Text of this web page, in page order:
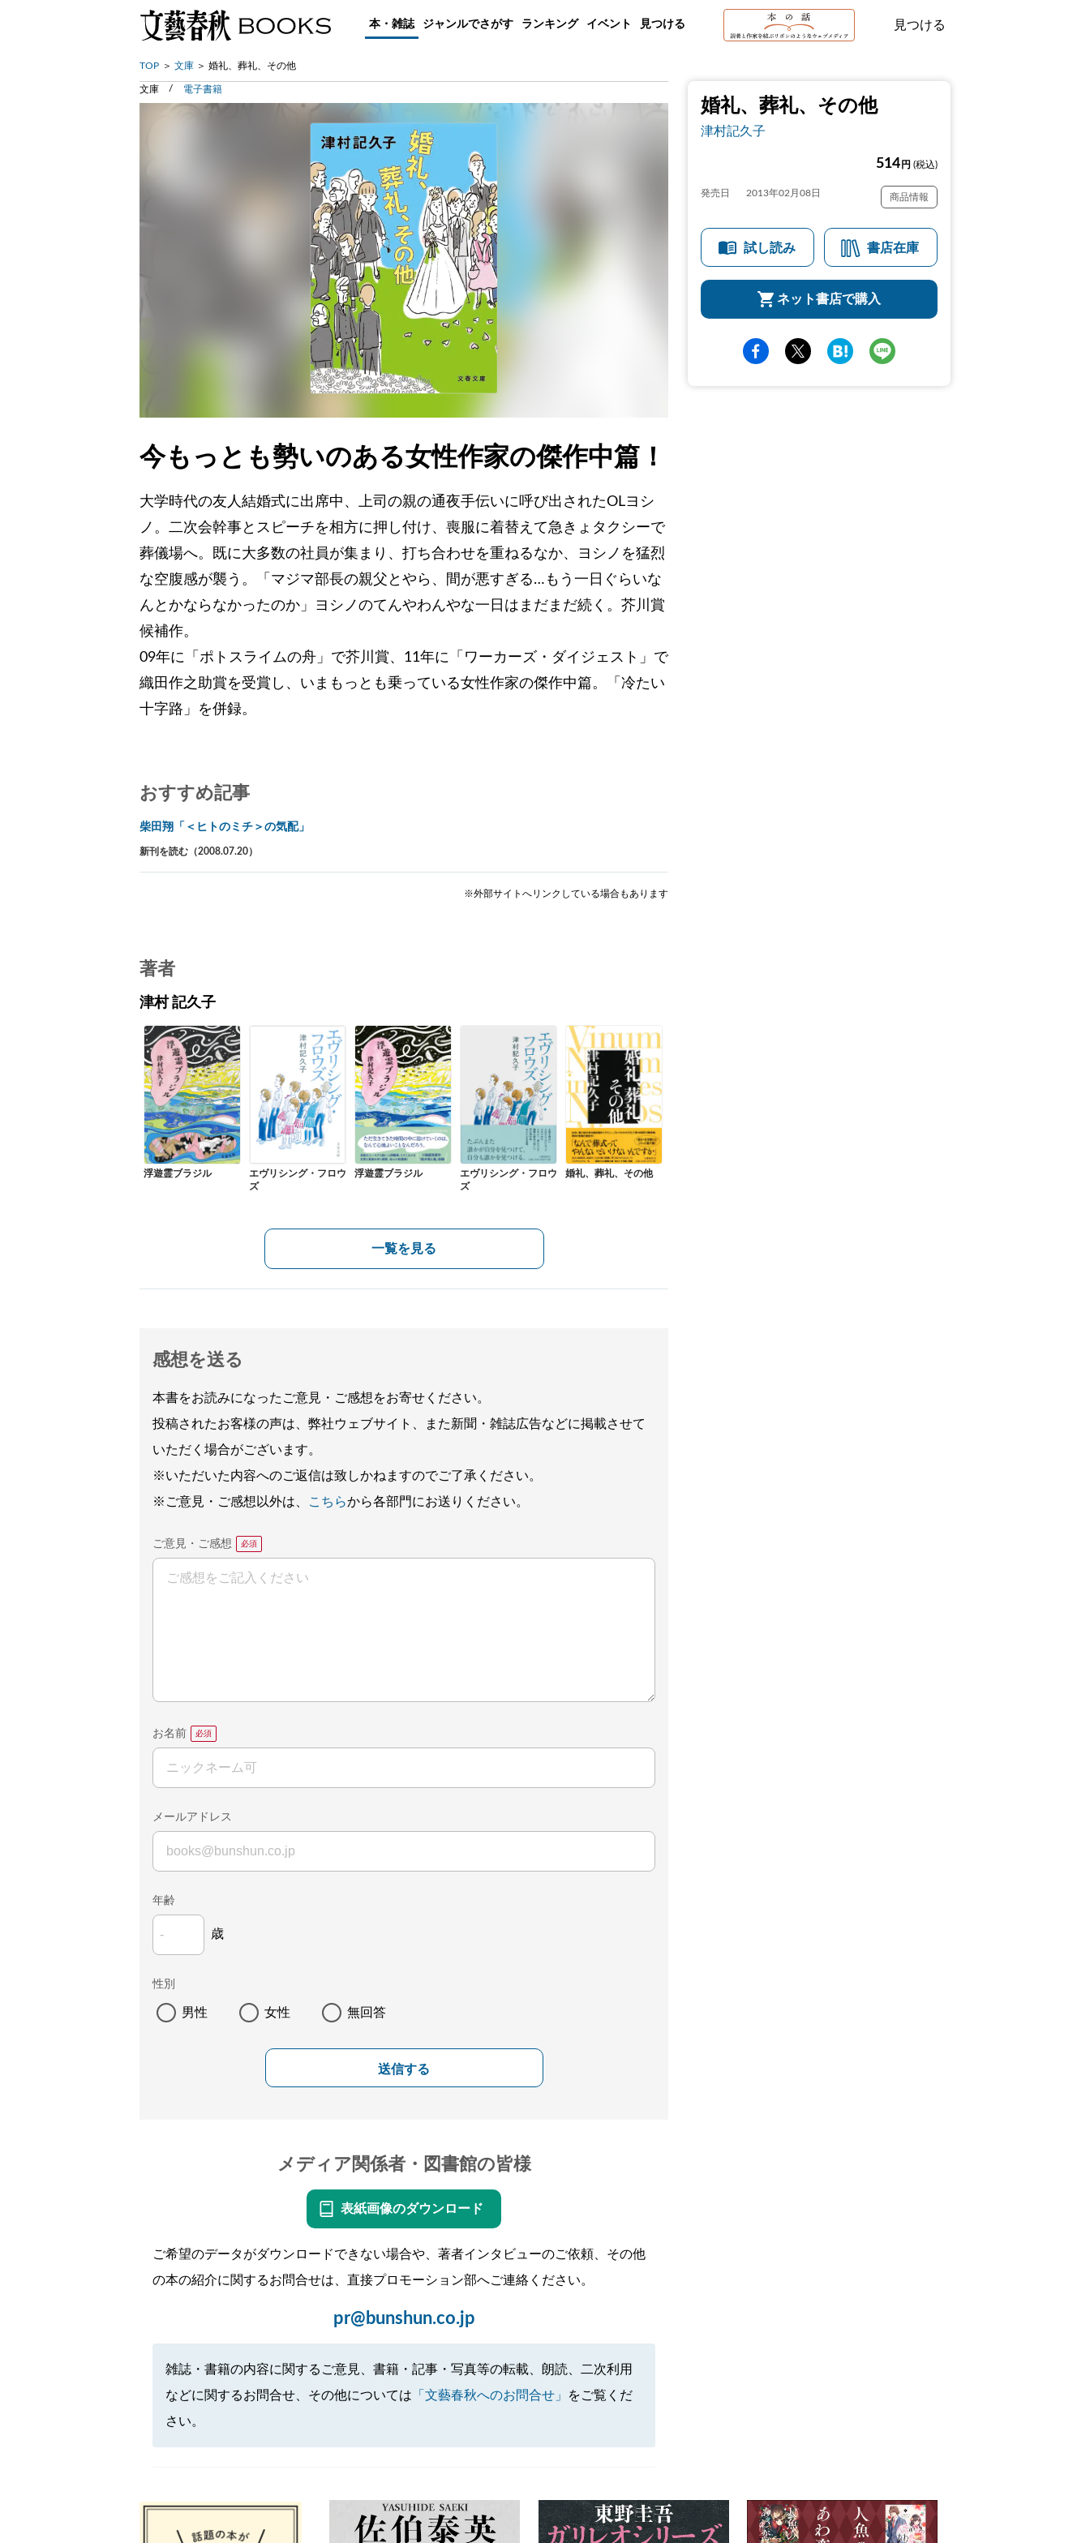
本・雑誌 ジャンルでさがす ランキング イベント 見つける 見つける
TOP 文庫 婚礼、葬礼、その他
婚礼、葬礼、その他
津村記久子
514 円 (税込)
発売日 2013年02月08日 商品情報
試し読み 書店在庫
ネット書店で購入
文庫 電子書籍
今もっとも勢いのある女性作家の傑作中篇！
大学時代の友人結婚式に出席中、上司の親の通夜手伝いに呼び出されたОLヨシ
ノ。二次会幹事とスピーチを相方に押し付け、喪服に着替えて急きょタクシーで
葬儀場へ。既に大多数の社員が集まり、打ち合わせを重ねるなか、ヨシノを猛烈
な空腹感が襲う。「マジマ部長の親父とやら、間が悪すぎる…もう一日ぐらいな
んとかならなかったのか」ヨシノのてんやわんやな一日はまだまだ続く。芥川賞
候補作。
09年に「ポトスライムの舟」で芥川賞、11年に「ワーカーズ・ダイジェスト」で
織田作之助賞を受賞し、いまもっとも乗っている女性作家の傑作中篇。「冷たい
十字路」を併録。
おすすめ記事
柴田翔「＜ヒトのミチ＞の気配」
新刊を読む（2008.07.20）
※外部サイトへリンクしている場合もあります
著者
津村 記久子
浮遊霊ブラジル
エヴリシング・フロウ
ズ
浮遊霊ブラジル
エヴリシング・フロウ
ズ
婚礼、葬礼、その他
一覧を見る
感想を送る
本書をお読みになったご意見・ご感想をお寄せください。
投稿されたお客様の声は、弊社ウェブサイト、また新聞・雑誌広告などに掲載させて
いただく場合がございます。
※いただいた内容へのご返信は致しかねますのでご了承ください。
※ご意見・ご感想以外は、
こちらから各部門にお送りください。
ご意見・ご感想
お名前
メールアドレス
年齢
歳
性別
男性 女性 無回答
送信する
メディア関係者・図書館の皆様
表紙画像のダウンロード
ご希望のデータがダウンロードできない場合や、著者インタビューのご依頼、その他
の本の紹介に関するお問合せは、直接プロモーション部へご連絡ください。
pr@bunshun.co.jp
雑誌・書籍の内容に関するご意見、書籍・記事・写真等の転載、朗読、二次利用
などに関するお問合せ、その他については 「文藝春秋へのお問合せ」
をご覧くだ
さい。